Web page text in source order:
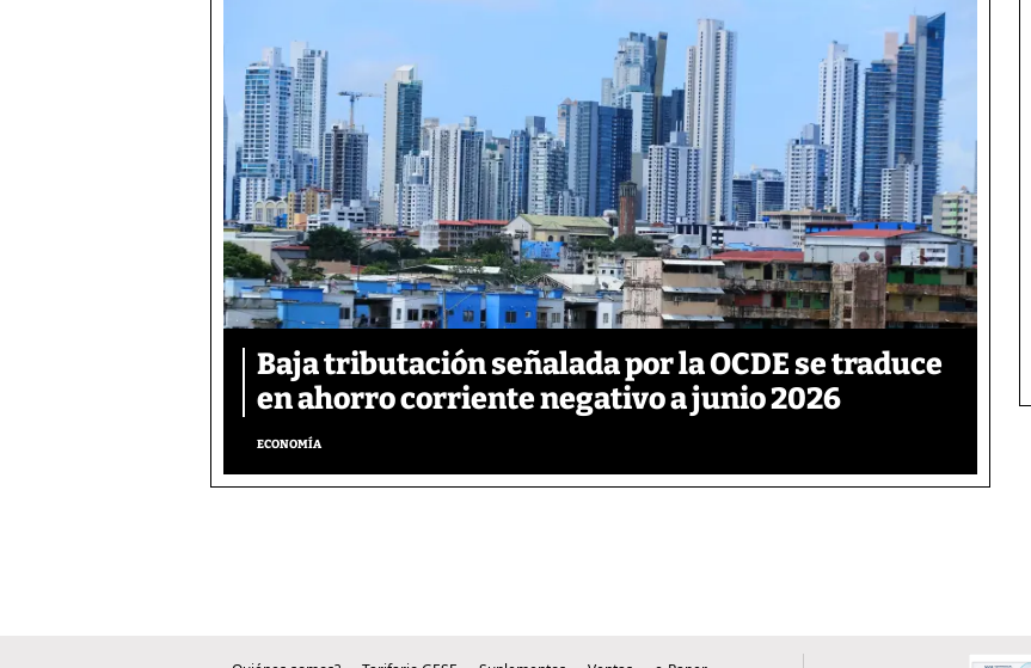
Baja tributación señalada por la OCDE se traduce
en ahorro corriente negativo a junio 2026
ECONOMÍA